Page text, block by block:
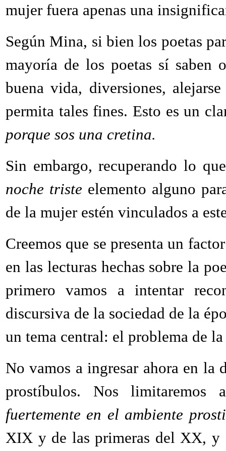
mujer fuera apenas una
Según Mina, si bien los poetas
mayoría de los poetas sí saben
buena vida, diversiones,
permita tales fines. Esto es un
porque sos una cretina.
Sin embargo, recuperando lo
noche triste elemento alguno
de la mujer estén vinculados a
Creemos que se presenta un
en las lecturas hechas sobre la
primero vamos a intentar
discursiva de la sociedad de la
un tema central: el problema de
No vamos a ingresar ahora en
prostíbulos. Nos
fuertemente en el ambiente
XIX y de las primeras del XX, y